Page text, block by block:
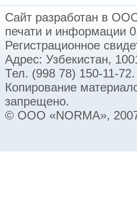
Сайт разработан в
печати и информации
Регистрационное
Адрес: Узбекистан,
Тел. (998 78) 150-11-
Копирование
запрещено.
© ООО «NORMA»,